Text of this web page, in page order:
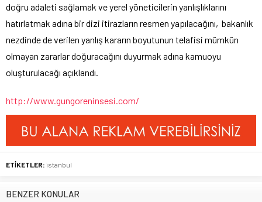
doğru adaleti sağlamak ve yerel yöneticilerin yanlışlıklarını
hatırlatmak adına bir dizi itirazların resmen yapılacağını, bakanlık
nezdinde de verilen yanlış kararın boyutunun telafisi mümkün
olmayan zararlar doğuracağını duyurmak adına kamuoyu
oluşturulacağı açıklandı.
http://www.gungoreninsesi.com/
ETİKETLER: istanbul
BENZER KONULAR